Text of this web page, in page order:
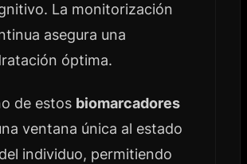
La monitorización
asegura una
óptima.
de estos biomarcadores
ventana única al estado
individuo, permitiendo